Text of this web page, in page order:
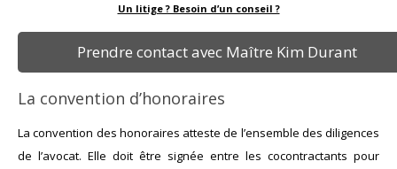
Un litige ? Besoin d’un conseil ?
Prendre contact avec Maître Kim Durant
La convention d’honoraires
La convention des honoraires atteste de l’ensemble des diligences
de l’avocat. Elle doit être signée entre les cocontractants pour